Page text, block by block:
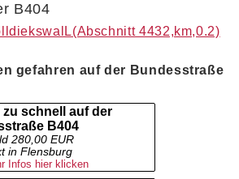
B404
4432,km,0.2)
gefahren auf der Bundesstraße
zu schnell auf der
B404
280,00 EUR
in Flensburg
Infos hier klicken